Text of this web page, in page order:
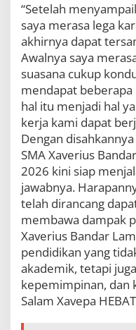
“Setelah
saya merasa lega
akhirnya dapat
Awalnya saya
suasana cukup
mendapat beberapa
hal itu menjadi hal
kerja kami dapat
Dengan
SMA Xaverius
2026 kini siap
jawabnya.
telah dirancang
membawa dampak
Xaverius Bandar
pendidikan yang
akademik, tetapi
kepemimpinan, dan
Salam Xavepa